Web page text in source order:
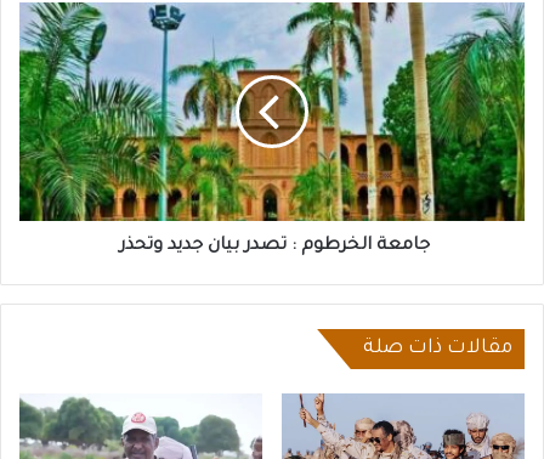
جامعة
الخرطوم
:
تصدر
بيان
جديد
وتحذر
جامعة الخرطوم : تصدر بيان جديد وتحذر
مقالات ذات صلة